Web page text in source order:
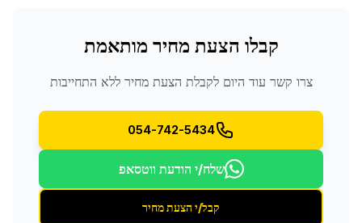
קבלו הצעת מחיר מותאמת
צרו קשר עוד היום לקבלת הצעת מחיר ללא התחייבות
054-742-5434
שלח/י הודעת ווטסאפ
קבל/י הצעת מחיר